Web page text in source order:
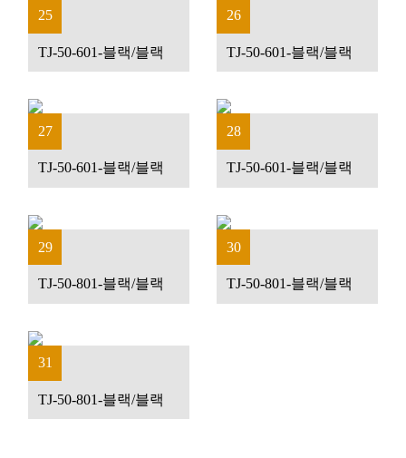
25
TJ-50-601-블랙/블랙
26
TJ-50-601-블랙/블랙
27
TJ-50-601-블랙/블랙
28
TJ-50-601-블랙/블랙
29
TJ-50-801-블랙/블랙
30
TJ-50-801-블랙/블랙
31
TJ-50-801-블랙/블랙